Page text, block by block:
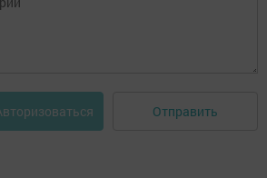
Отправить